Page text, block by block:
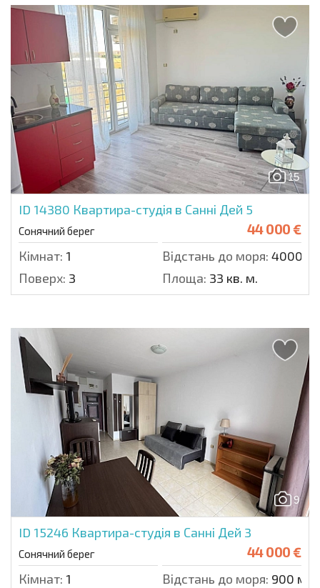
15
ID 14380 Квартира-студія в Санні Дей 5
Сонячний берег 44 000 €
Кімнат: 1 Відстань до моря: 4000 м.
Поверх: 3 Площа: 33 кв. м.
9
ID 15246 Квартира-студія в Санні Дей 3
Сонячний берег 44 000 €
Кімнат: 1 Відстань до моря: 900 м.